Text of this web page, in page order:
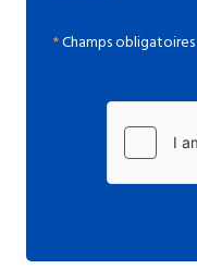
*Champs obligatoires